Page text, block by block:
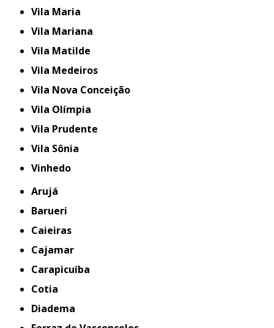
Vila Maria
Vila Mariana
Vila Matilde
Vila Medeiros
Vila Nova Conceição
Vila Olímpia
Vila Prudente
Vila Sônia
Vinhedo
Arujá
Barueri
Caieiras
Cajamar
Carapicuíba
Cotia
Diadema